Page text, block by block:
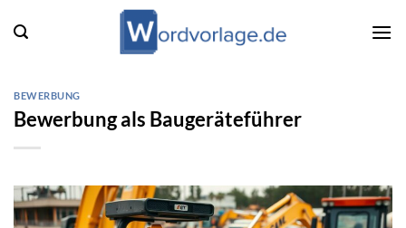
Inhalt
BEWERBUNG
Bewerbung als Baugeräteführer